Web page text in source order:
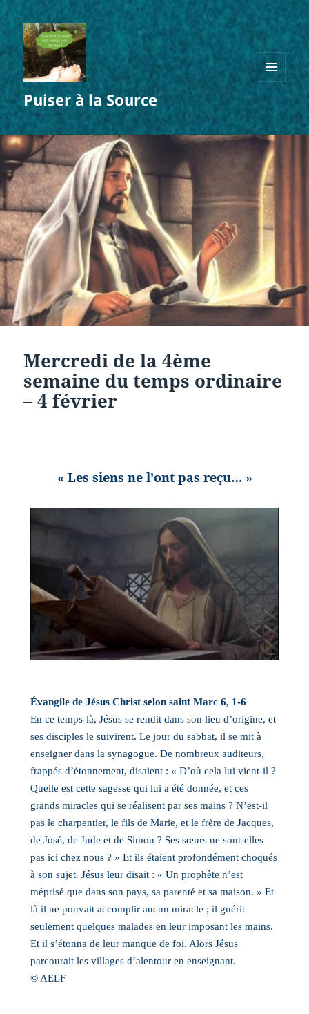
Puiser à la Source
MENU
ET
WIDGETS
Mercredi de la 4ème
semaine du temps ordinaire
– 4 février
« Les siens ne l’ont pas reçu… »
Évangile de Jésus Christ selon saint Marc 6, 1-6
En ce temps-là, Jésus se rendit dans son lieu d’origine, et
ses disciples le suivirent. Le jour du sabbat, il se mit à
enseigner dans la synagogue. De nombreux auditeurs,
frappés d’étonnement, disaient : « D’où cela lui vient-il ?
Quelle est cette sagesse qui lui a été donnée, et ces
grands miracles qui se réalisent par ses mains ? N’est-il
pas le charpentier, le fils de Marie, et le frère de Jacques,
de José, de Jude et de Simon ? Ses sœurs ne sont-elles
pas ici chez nous ? » Et ils étaient profondément choqués
à son sujet. Jésus leur disait : « Un prophète n’est
méprisé que dans son pays, sa parenté et sa maison. » Et
là il ne pouvait accomplir aucun miracle ; il guérit
seulement quelques malades en leur imposant les mains.
Et il s’étonna de leur manque de foi. Alors Jésus
parcourait les villages d’alentour en enseignant.
© AELF